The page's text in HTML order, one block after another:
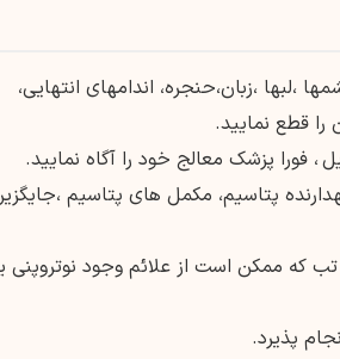
،لبها ،زبان،حنجره، اندامهای انتهایی،
قطع نمایید.
، فورا پزشک معالج خود را آگاه نمایید.
پتاسیم، مکمل های پتاسیم
که ممکن است از علائم وجود نوتروپنی